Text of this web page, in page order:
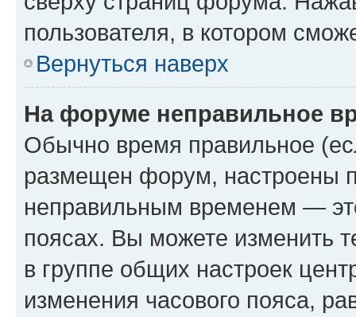
пользователя, в котором
Вернуться наверх
На форуме неправильное
Обычно время правильное
размещен форум, настроены
неправильным временем —
поясах. Вы можете изменить
в группе общих настроек
изменения часового пояса,